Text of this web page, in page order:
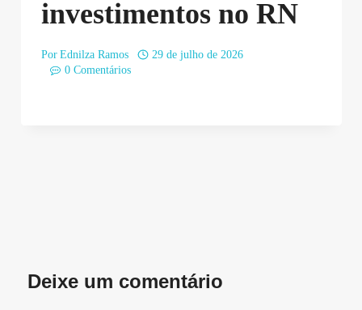
investimentos no RN
Por Ednilza Ramos
29 de julho de 2026
0 Comentários
Deixe um comentário